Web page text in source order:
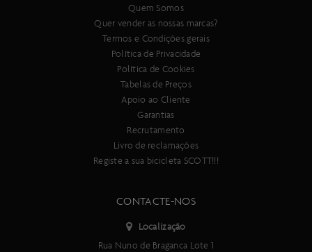
Scott Gambler 2013 a 2019
Scott Gambler 2018 a 2012
Scott Gambler 2020 a 2022
Scott Genius 2014
Scott Genius Alu 2009 a 2012
Quem Somos
Quer vender as nossas marcas?
Termos e Condições gerais
Política de Privacidade
Política de Cookies
Tabelas de Preços
Apoio ao Cliente
Garantias
Recrutamento
Livro de reclamações
Registe a sua bicicleta SCOTT!!!
CONTACTE-NOS
Localização
Rua Nuno de Braganca Lote 1